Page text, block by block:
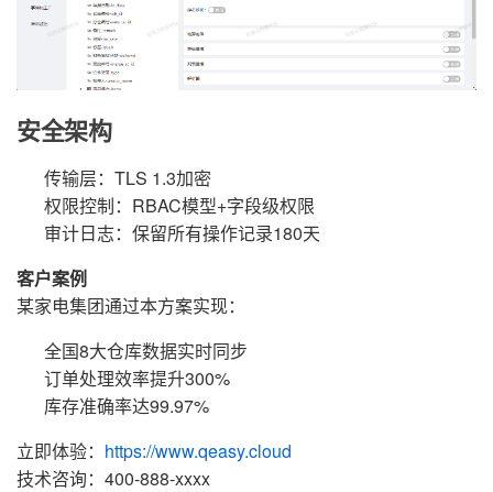
安全架构
传输层：TLS 1.3加密
权限控制：RBAC模型+字段级权限
审计日志：保留所有操作记录180天
客户案例
某家电集团通过本方案实现：
全国8大仓库数据实时同步
订单处理效率提升300%
库存准确率达99.97%
立即体验： https://www.qeasy.cloud
技术咨询：400-888-xxxx